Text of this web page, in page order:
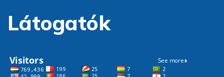
Látogatók